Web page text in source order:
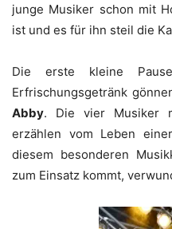
junge Musiker schon mit
ist und es für ihn steil die
Die erste kleine
Erfrischungsgetränk
Abby. Die vier Musiker
erzählen vom Leben
diesem besonderen
zum Einsatz kommt,